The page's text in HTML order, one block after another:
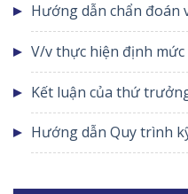
Hướng dẫn chẩn đoán
phổi tắc nghẽn mạn
V/v thực hiện định
làm cơ sở xây dựng và
vụ KB, CB.
Kết luận của thứ
Tuấn tại hội nghị giải
vướng mắc trong triển
học hóa khám bệnh,
Hướng dẫn Quy trình
bệnh, chữa bệnh Lao